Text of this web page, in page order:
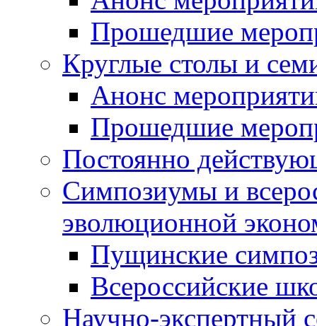
Прошедшие
Круглые столы и
Анонс
Прошедшие
Постоянно
Симпозиумы и
эволюционной
Пущинские
Всероссийские
Научно-экспертный